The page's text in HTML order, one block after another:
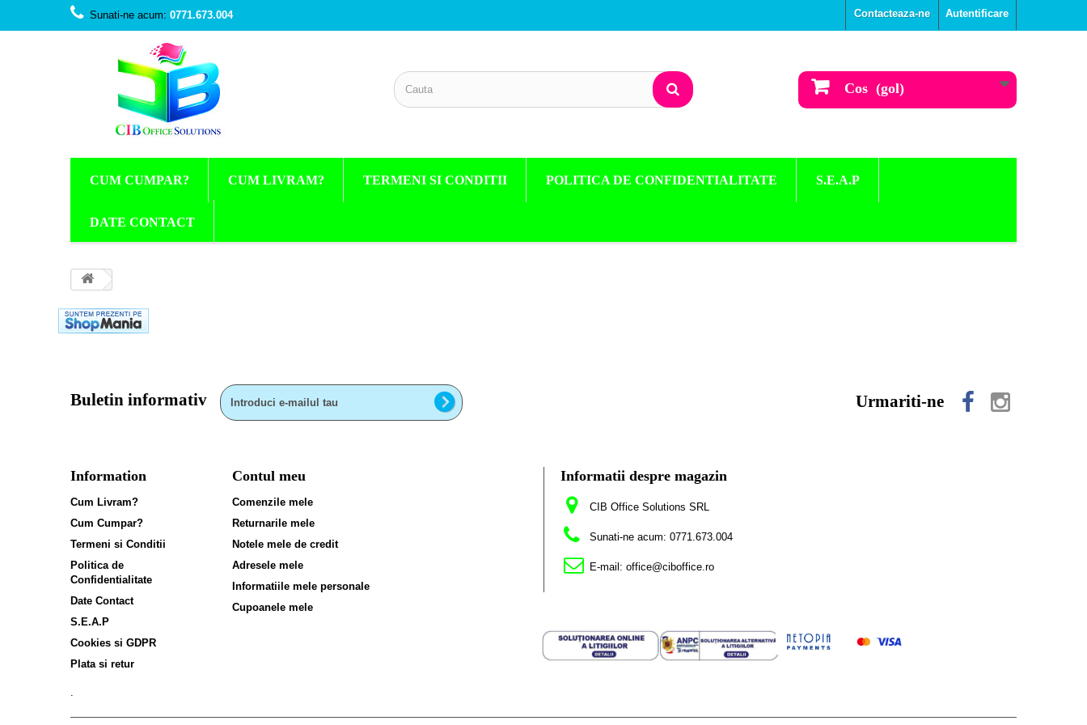
Autentificare
Contacteaza-ne
Sunati-ne acum: 0771.673.004
Cos (gol)
CUM CUMPAR? CUM LIVRAM? TERMENI SI CONDITII POLITICA DE CONFIDENTIALITATE S.E.A.P
DATE CONTACT
Buletin informativ Urmariti-ne
Information
Cum Livram?
Cum Cumpar?
Termeni si Conditii
Politica de
Confidentialitate
Date Contact
S.E.A.P
Cookies si GDPR
Plata si retur
.
Contul meu
Comenzile mele
Returnarile mele
Notele mele de credit
Adresele mele
Informatiile mele personale
Cupoanele mele
Informatii despre magazin
CIB Office Solutions SRL
Sunati-ne acum: 0771.673.004
E-mail: office@ciboffice.ro